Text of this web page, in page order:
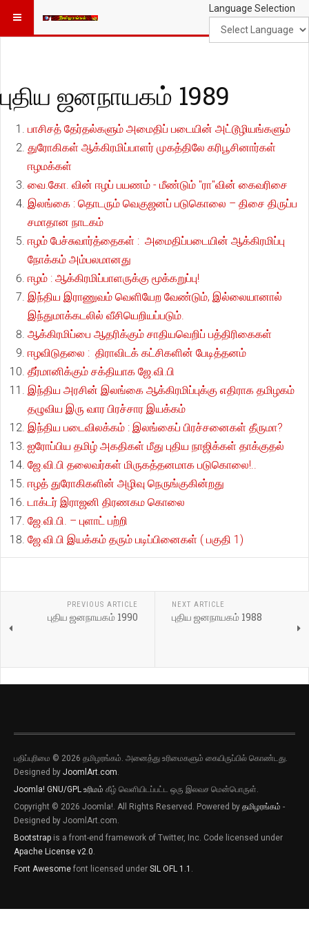
Language Selection
புதிய ஜனநாயகம் 1989
பாசிசத் தேர்தல்களும் அமைதிப் படையின் அட்டூழியங்களும்
துரோகிகள் ஆக்கிரமிப்பாளர் முகத்திலே கரிபூசினார்கள்
ஈழமக்கள்
வை.கோ. வின் ஈழப் பயணம் - மீண்டும் "ரா"வின் கைவரிசை
இலங்கை : தொடரும் வெகுஜனப் படுகொலை – திசை திருப்ப
சமாதான நாடகம்
ஈழம் பேச்சுவார்த்தைகள் : அமைதிப்படையின் ஆக்கிரமிப்பு
நோக்கம் அம்பலமானது
ஈழம் : ஆக்கிரமிப்பாளருக்கு மூக்கறுப்பு!
இந்திய இராணுவம் வெளியேற வேண்டும், இல்லையானால்
இந்துமாக்கடலில் வீசியெறியப்படும்.
ஆக்கிரமிப்பை ஆதரிக்கும் சாதியவெறிப் பத்திரிகைகள்
ஈழவிடுதலை : திராவிடக் கட்சிகளின் பேடித்தனம்
தீர்மானிக்கும் சக்தியாக ஜே.வி.பி
இந்திய அரசின் இலங்கை ஆக்கிரமிப்புக்கு எதிராக தமிழகம்
தழுவிய இரு வார பிரச்சார இயக்கம்
இந்திய படைவிலக்கம் : இலங்கைப் பிரச்சனைகள் தீருமா?
ஐரோப்பிய தமிழ் அகதிகள் மீது புதிய நாஜிக்கள் தாக்குதல்
ஜே.வி.பி தலைவர்கள் மிருகத்தனமாக படுகொலை!..
ஈழத் துரோகிகளின் அழிவு நெருங்குகின்றது
டாக்டர் இராஜனி திரணகம கொலை
ஜே.வி.பி. – புளாட் பற்றி
ஜே.வி.பி இயக்கம் தரும் படிப்பினைகள் ( பகுதி 1)
PREVIOUS ARTICLE
புதிய ஜனநாயகம் 1990
NEXT ARTICLE
புதிய ஜனநாயகம் 1988
பதிப்புரிமை © 2026 தமிழரங்கம். அனைத்து உரிமைகளும் கையிருப்பில் கொண்டது.
Designed by JoomlArt.com.
Joomla! GNU/GPL உரிமம் கீழ் வெளியிடப்பட்ட ஒரு இலவச மென்பொருள்.
Copyright © 2026 Joomla!. All Rights Reserved. Powered by தமிழரங்கம் -
Designed by JoomlArt.com.
Bootstrap is a front-end framework of Twitter, Inc. Code licensed under
Apache License v2.0.
Font Awesome font licensed under SIL OFL 1.1 .